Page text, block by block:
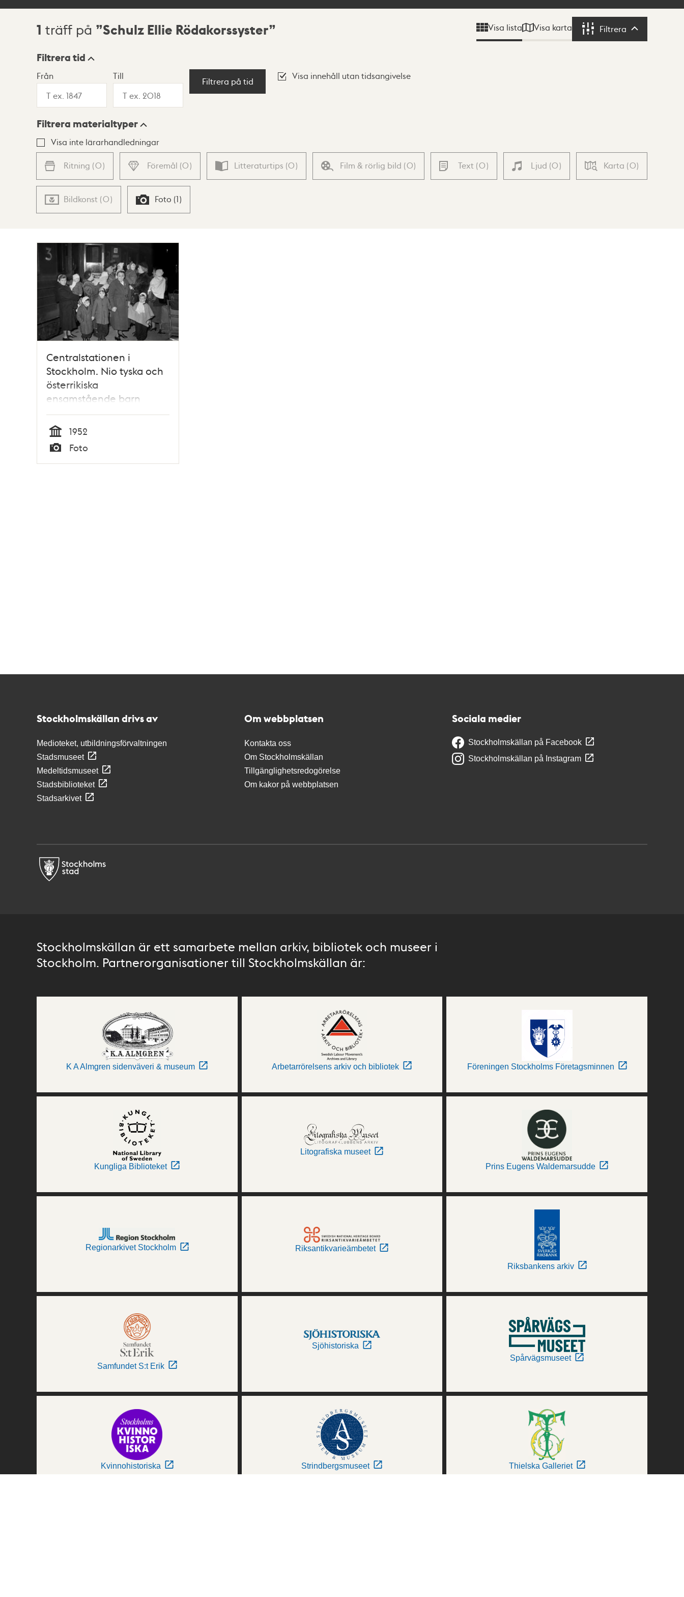
Sökresultat
1 träff på Schulz Ellie Rödakorssyster Visa lista Visa karta Filtrera Filtrera
Visningsläge
Lista Karta
Filtrera tid
Från Till
Filtrera på tid
Visa innehåll utan tidsangivelse
Filtrera materialtyper
Visa inte lärarhandledningar
Ritning (0) Föremål (0) Litteraturtips (0) Film & rörlig bild (0) Text (0) Ljud (0) Karta (0)
Bildkonst (0) Foto (1)
Centralstationen i
Stockholm. Nio tyska och
österrikiska
ensamstående barn
under 6 år kom på
torsdagskvällen den 6
mars 1952 till Stockholm.
De omhändertogs av
Rädda Barnen för att
Tid
1952
Typ
Foto
Stockholmskällan drivs av
Medioteket, utbildningsförvaltningen
Stadsmuseet
Medeltidsmuseet
Stadsbiblioteket
Stadsarkivet
Om webbplatsen
Kontakta oss
Om Stockholmskällan
Tillgänglighetsredogörelse
Om kakor på webbplatsen
Sociala medier
Stockholmskällan på Facebook
Stockholmskällan på Instagram
Stockholmskällan är ett samarbete mellan arkiv, bibliotek och museer i
Stockholm. Partnerorganisationer till Stockholmskällan är:
K A Almgren sidenväveri & museum Arbetarrörelsens arkiv och bibliotek Föreningen Stockholms Företagsminnen
Kungliga Biblioteket
Litografiska museet
Prins Eugens Waldemarsudde
Regionarkivet Stockholm Riksantikvarieämbetet
Riksbankens arkiv
Samfundet S:t Erik
Sjöhistoriska
Spårvägsmuseet
Kvinnohistoriska Strindbergsmuseet Thielska Galleriet